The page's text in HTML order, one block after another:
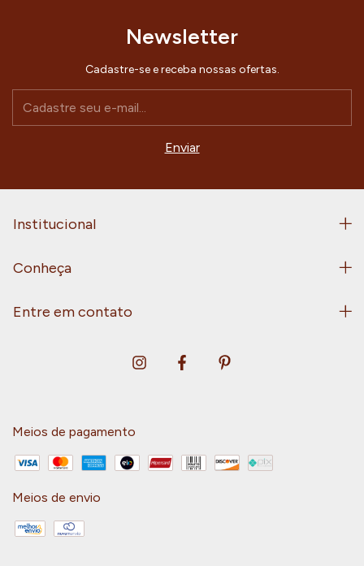
Newsletter
Cadastre-se e receba nossas ofertas.
Institucional
Conheça
Entre em contato
Meios de pagamento
Meios de envio